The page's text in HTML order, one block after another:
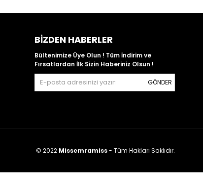
BIZDEN HABERLER
Bültenimize Üye Olun ! Tüm İndirim ve
Fırsatlardan İlk Sizin Haberiniz Olsun !
GÖNDER
© 2022 Missemramiss- Tüm Hakları Saklıdır.